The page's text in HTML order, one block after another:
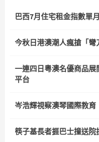
巴西7月住宅租金指數單
今秋日港澳潮人瘋搶「彎
一連四日粵澳名優商品
平台
岑浩輝視察澳琴國際教育
筷子基長者捱巴士撞送